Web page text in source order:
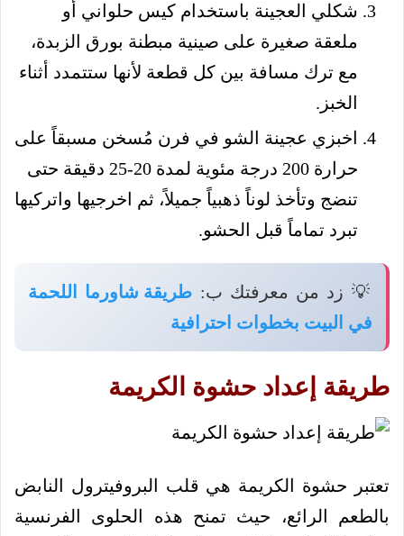
شكلي العجينة باستخدام كيس حلواني أو
ملعقة صغيرة على صينية مبطنة بورق الزبدة،
مع ترك مسافة بين كل قطعة لأنها ستتمدد أثناء
الخبز.
اخبزي عجينة الشو في فرن مُسخن مسبقاً على
حرارة 200 درجة مئوية لمدة 20-25 دقيقة حتى
تنضج وتأخذ لوناً ذهبياً جميلاً، ثم اخرجيها واتركيها
تبرد تماماً قبل الحشو.
💡 زد من معرفتك ب: طريقة شاورما اللحمة
في البيت بخطوات احترافية
طريقة إعداد حشوة الكريمة
تعتبر حشوة الكريمة هي قلب البروفيترول النابض
بالطعم الرائع، حيث تمنح هذه الحلوى الفرنسية